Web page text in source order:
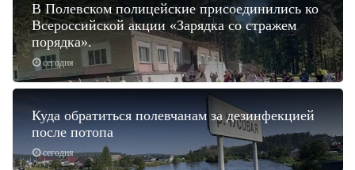
сегодня
В Полевском полицейские присоединились ко
Всероссийской акции «Зарядка со стражем
порядка».
сегодня
Куда обратиться полевчанам за дезинфекцией
после потопа